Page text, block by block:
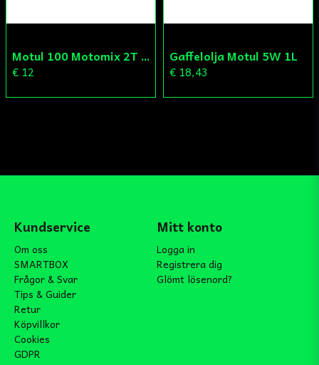
Motul 100 Motomix 2T 1 L
€ 12
Gaffelolja Motul 5W 1L
€ 18,43
Kundservice
Om oss
SMARTBOX
Frågor & Svar
Tips & Guider
Retur
Köpvillkor
Cookies
GDPR
Mitt konto
Logga in
Registrera dig
Glömt lösenord?